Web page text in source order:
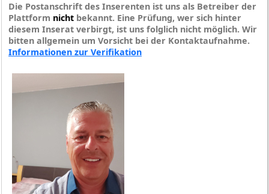
Die Postanschrift des Inserenten ist uns als Betreiber der
Plattform nicht bekannt. Eine Prüfung, wer sich hinter
diesem Inserat verbirgt, ist uns folglich nicht möglich. Wir
bitten allgemein um Vorsicht bei der Kontaktaufnahme.
Informationen zur Verifikation